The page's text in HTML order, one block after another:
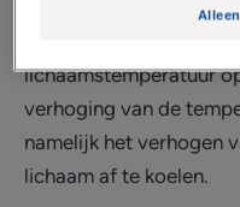
bevindt, is het
lichaamstemperatuur
verhoging van de
namelijk het verhogen
lichaam af te koelen.